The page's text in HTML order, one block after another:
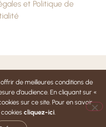
et Politique de
de meilleures conditions de
d’audience. En cliquant sur «
sur ce site. Pour en savoir
cliquez-ici.